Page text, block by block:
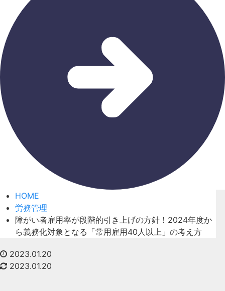
HOME
労務管理
障がい者雇用率が段階的引き上げの方針！2024年度か
ら義務化対象となる「常用雇用40人以上」の考え方
2023.01.20
2023.01.20